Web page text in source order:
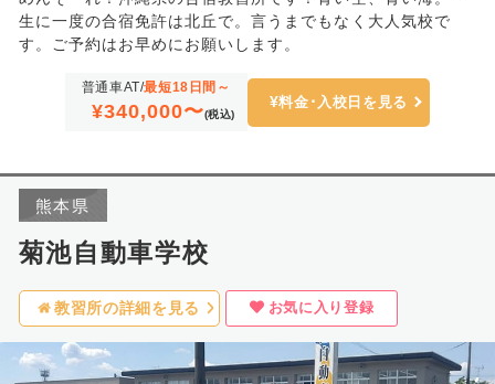
生に一度の合宿免許は北丘で。言うまでもなく大人気校で
す。ご予約はお早めにお願いします。
普通車AT/最短18日間～
¥340,000〜(税込)
料金･入校日を見る
熊本県
菊池自動車学校
教習所の詳細を見る お気に入り登録